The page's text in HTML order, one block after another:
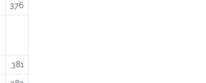
376
381